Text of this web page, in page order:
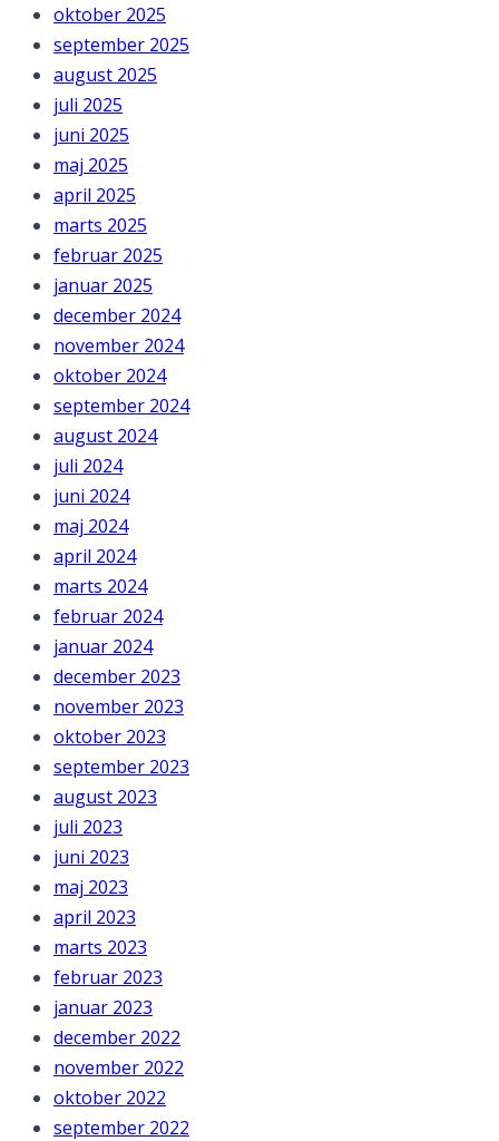
oktober 2025
september 2025
august 2025
juli 2025
juni 2025
maj 2025
april 2025
marts 2025
februar 2025
januar 2025
december 2024
november 2024
oktober 2024
september 2024
august 2024
juli 2024
juni 2024
maj 2024
april 2024
marts 2024
februar 2024
januar 2024
december 2023
november 2023
oktober 2023
september 2023
august 2023
juli 2023
juni 2023
maj 2023
april 2023
marts 2023
februar 2023
januar 2023
december 2022
november 2022
oktober 2022
september 2022